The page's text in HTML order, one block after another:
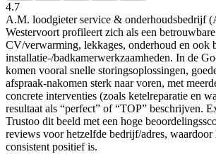
4.7
A.M. loodgieter service & onderhoudsbedrijf
Westervoort profileert zich als een
CV/verwarming, lekkages, onderhoud en ook
installatie-/badkamerwerkzaamheden. In de
komen vooral snelle storingsoplossingen,
afspraak-nakomen sterk naar voren, met
concrete interventies (zoals ketelreparatie en
resultaat als “perfect” of “TOP” beschrijven.
Trustoo dit beeld met een hoge
reviews voor hetzelfde bedrijf/adres, waardoor
consistent positief is.